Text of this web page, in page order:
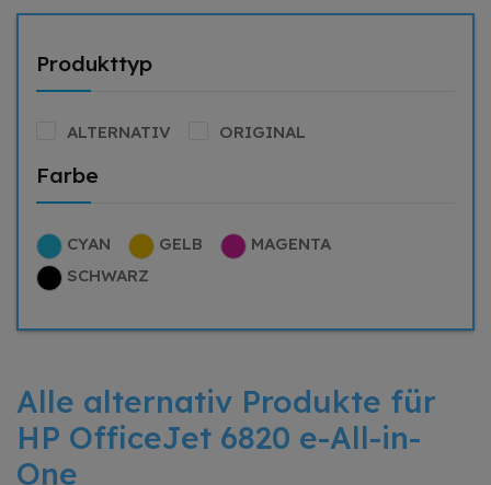
Produkttyp
ALTERNATIV ORIGINAL
Farbe
CYAN GELB
MAGENTA
SCHWARZ
Alle alternativ Produkte für
HP OfficeJet 6820 e-All-in-
One